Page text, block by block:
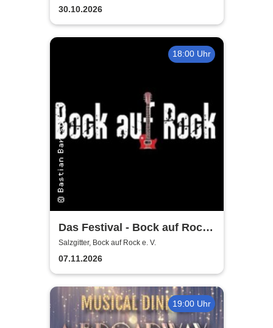
30.10.2026
18:00 Uhr
Das Festival - Bock auf Rock
gemeinnütziger e. V.
Salzgitter, Bock auf Rock e. V.
07.11.2026
19:00 Uhr